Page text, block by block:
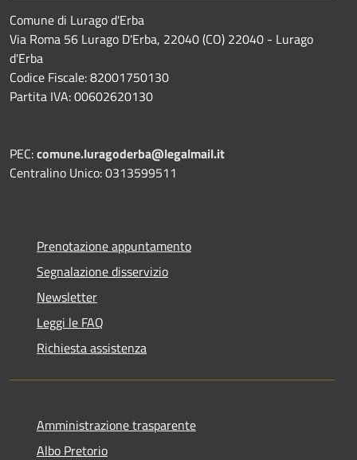
Comune di Lurago d'Erba
Via Roma 56 Lurago D'Erba, 22040 (CO) 22040 - Lurago
d'Erba
Codice Fiscale: 82001750130
Partita IVA: 00602620130
PEC:comune.luragoderba@legalmail.it
Centralino Unico: 0313599511
Prenotazione appuntamento
Segnalazione disservizio
Newsletter
Leggi le FAQ
Richiesta assistenza
Amministrazione trasparente
Albo Pretorio